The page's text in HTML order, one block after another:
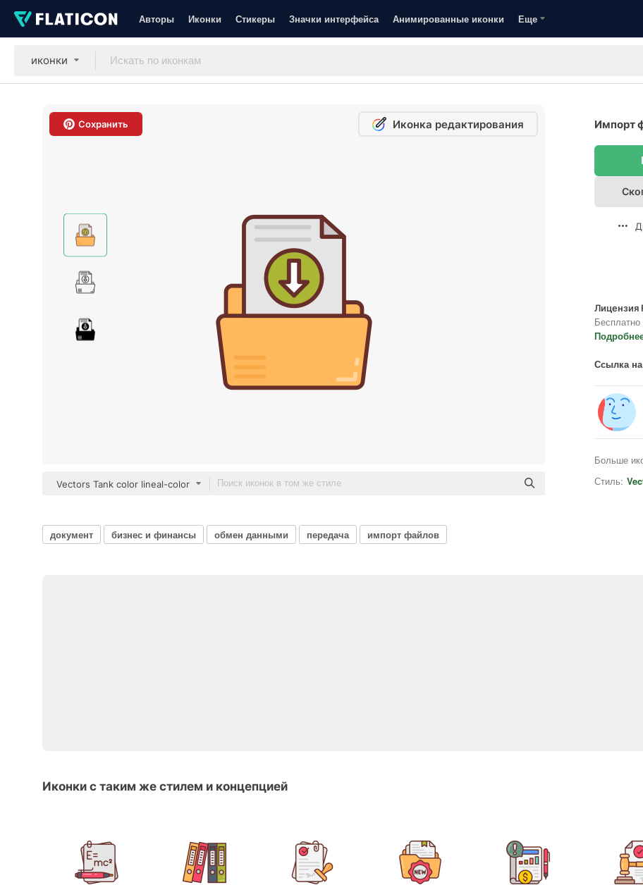
Авторы Иконки Стикеры Значки интерфейса Анимированные иконки Еще
иконки
Сохранить Иконка редактирования
Vectors Tank color lineal-color
Импорт
Лицензия
Ссылка на
Больше
Стиль:
документ бизнес и финансы обмен данными передача импорт файлов
Иконки с таким же стилем и концепцией